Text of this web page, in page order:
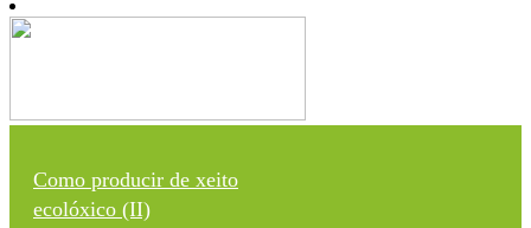
Como producir de xeito
ecolóxico (II)